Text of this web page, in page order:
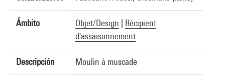
Ámbito Objet/Design
Récipient
d'assaisonnement
Descripción Moulin à muscade